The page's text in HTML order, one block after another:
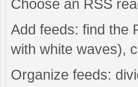
Choose an RSS
Add feeds: find the
with white waves),
Organize feeds: